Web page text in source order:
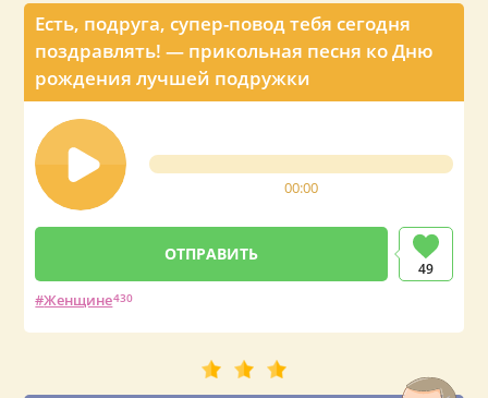
Есть, подруга, супер-повод тебя сегодня
поздравлять! — прикольная песня ко Дню
рождения лучшей подружки
00:00
49
Женщине430